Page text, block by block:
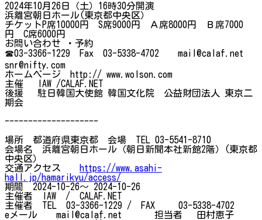
2024年10月26日（土）16時30分開演
浜離宮朝日ホール(東京都中央区）
チケットP席10000円 S席9000円 Ａ席8000円 Ｂ席7000
円 C席6000円
お問い合わせ ・予約
☎03-3366-1229 Fax 03-5338-4702 mail@calaf.net
snr@nifty.com
ホームページ http:// www.wolson.com
主催 IAW /CALAF.NET
後援 駐日韓国大使館 韓国文化院 公益財団法人 東京二
期会
--------------------
場所 都道府県東京都 会場 TEL 03-5541-8710
会場名 浜離宮朝日ホール（朝日新聞本社新館2階）(東京都
中央区）
交通アクセス
https://www.asahi-
hall.jp/hamarikyu/access/
期間 2024-10-26～ 2024-10-26
主催者 IAW / CALAF.NET
主催者 TEL 03-3366-1229 / FAX 03-5338-4702
eメール mail@calaf.net 担当者 田村恵子